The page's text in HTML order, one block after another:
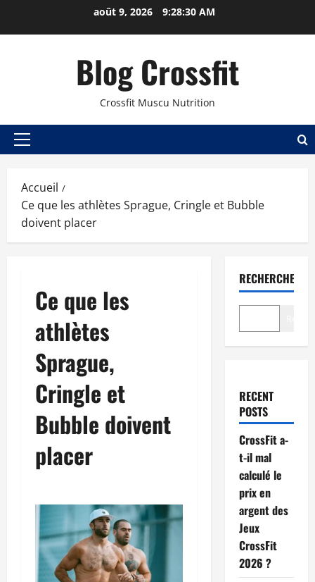
août 9, 2026 9:28:30 AM
Blog Crossfit
Crossfit Muscu Nutrition
Accueil
Ce que les athlètes Sprague, Cringle et Bubble
doivent placer
Ce que les
athlètes
Sprague,
Cringle et
Bubble doivent
placer
RECHERCHER
RECENT
POSTS
CrossFit a-
t-il mal
calculé le
prix en
argent des
Jeux
CrossFit
2026 ?